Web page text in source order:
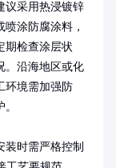
议采用热浸镀锌
喷涂防腐涂料，
期检查涂层状
。沿海地区或化
环境需加强防
。
装时需严格控制